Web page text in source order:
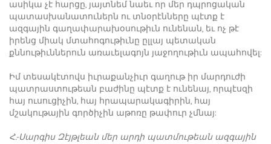
ասիկա չէ հարցը, յայտնեմ նաեւ որ մեր դպրոցական
պատասխանատուներն ու տնօրէնները պէտք է
ազգային գաղափարախօսութիւն ունենան, եւ ոչ թէ
իրենց միակ մտահոգութիւնը ըլլայ պետական
քննութիւններուն առաւելագոյն յաջողութիւն ապահովել:
Իմ տեսակէտովս իւրաքանչիւր գաղութ իր մարդուժի
պատրաստութեան բաժինը պէտք է ունենայ, որպէսզի
հայ ուսուցիչին, հայ հրապարակագիրին, հայ
մշակութային գործիչին աթոռը թափուր չմնայ:
Հ.-Սարգիս Զէյթլեան մեր արդի պատմութեան ազգային